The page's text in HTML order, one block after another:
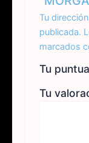
Tu
publicada.
marcados
Tu
Tu